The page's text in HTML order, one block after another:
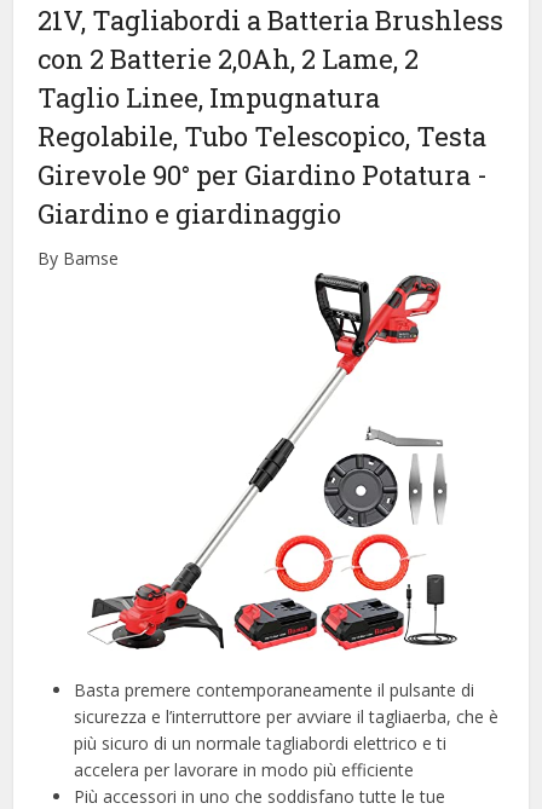
21V, Tagliabordi a Batteria Brushless
con 2 Batterie 2,0Ah, 2 Lame, 2
Taglio Linee, Impugnatura
Regolabile, Tubo Telescopico, Testa
Girevole 90° per Giardino Potatura -
Giardino e giardinaggio
By Bamse
Basta premere contemporaneamente il pulsante di
sicurezza e l’interruttore per avviare il tagliaerba, che è
più sicuro di un normale tagliabordi elettrico e ti
accelera per lavorare in modo più efficiente
Più accessori in uno che soddisfano tutte le tue